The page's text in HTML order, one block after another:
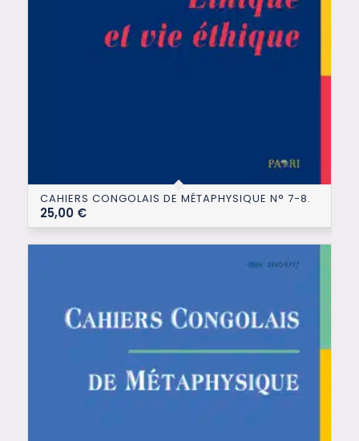
CAHIERS CONGOLAIS DE MÉTAPHYSIQUE N° 7-8.
25,00 €